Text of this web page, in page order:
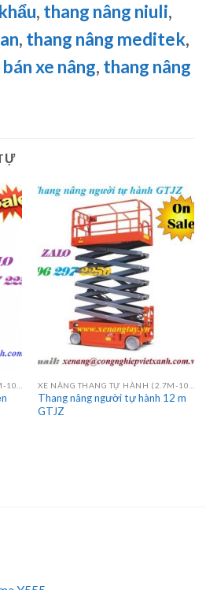
, thang nâng niuli,
, thang nâng meditek,
bán xe nâng, thang nâng
Thang nâng người tự hành 12 m
GTJZ